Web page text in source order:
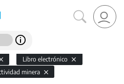
Libro electrónico
minera